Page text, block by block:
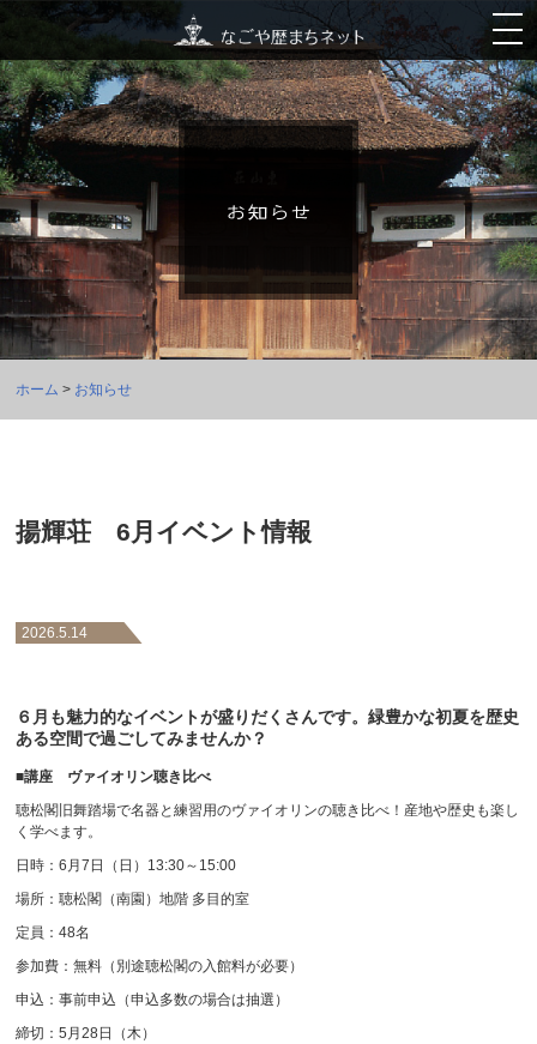
ホーム > お知らせ
揚輝荘 6月イベント情報
2026.5.14
６月も魅力的なイベントが盛りだくさんです。緑豊かな初夏を歴史
ある空間で過ごしてみませんか？
■講座 ヴァイオリン聴き比べ
聴松閣旧舞踏場で名器と練習用のヴァイオリンの聴き比べ！産地や歴史も楽し
く学べます。
日時：6月7日（日）13:30～15:00
場所：聴松閣（南園）地階 多目的室
定員：48名
参加費：無料（別途聴松閣の入館料が必要）
申込：事前申込（申込多数の場合は抽選）
締切：5月28日（木）